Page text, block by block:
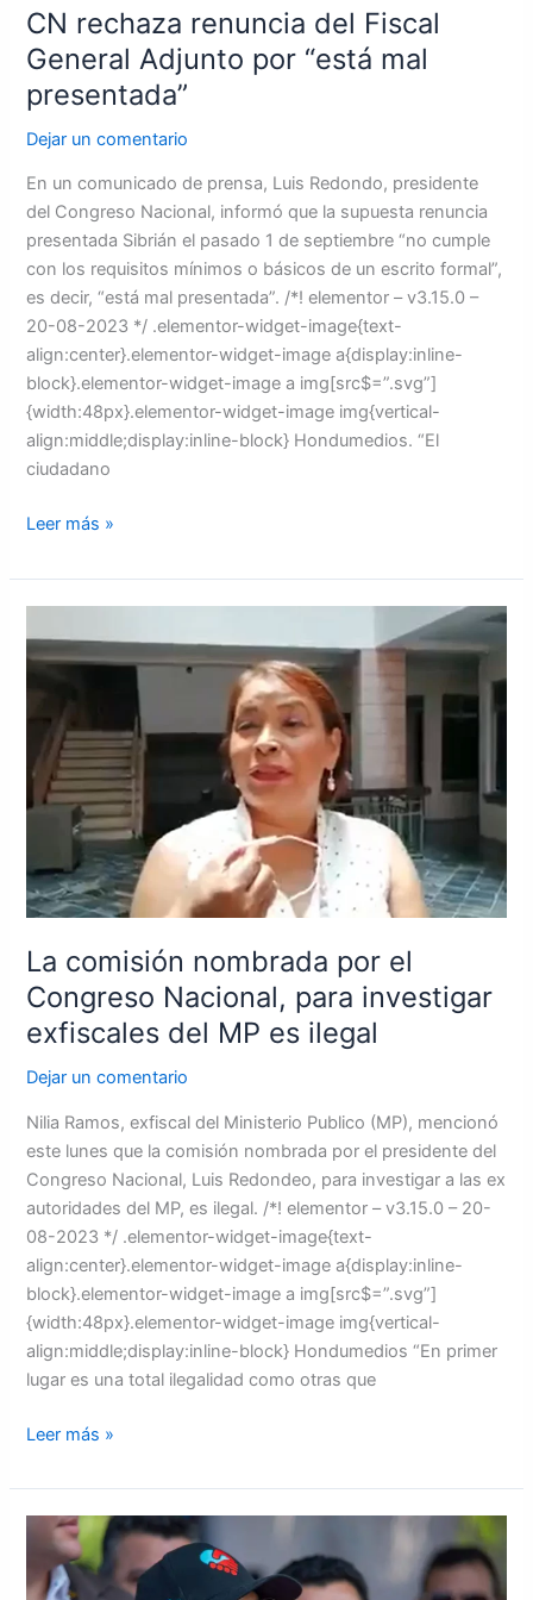
CN rechaza renuncia del Fiscal
General Adjunto por “está mal
presentada”
Dejar un comentario
En un comunicado de prensa, Luis Redondo, presidente
del Congreso Nacional, informó que la supuesta renuncia
presentada Sibrián el pasado 1 de septiembre “no cumple
con los requisitos mínimos o básicos de un escrito formal”,
es decir, “está mal presentada”. /*! elementor – v3.15.0 –
20-08-2023 */ .elementor-widget-image{text-
align:center}.elementor-widget-image a{display:inline-
block}.elementor-widget-image a img[src$=”.svg”]
{width:48px}.elementor-widget-image img{vertical-
align:middle;display:inline-block} Hondumedios. “El
ciudadano
Leer más »
La comisión nombrada por el
Congreso Nacional, para investigar
exfiscales del MP es ilegal
Dejar un comentario
Nilia Ramos, exfiscal del Ministerio Publico (MP), mencionó
este lunes que la comisión nombrada por el presidente del
Congreso Nacional, Luis Redondeo, para investigar a las ex
autoridades del MP, es ilegal. /*! elementor – v3.15.0 – 20-
08-2023 */ .elementor-widget-image{text-
align:center}.elementor-widget-image a{display:inline-
block}.elementor-widget-image a img[src$=”.svg”]
{width:48px}.elementor-widget-image img{vertical-
align:middle;display:inline-block} Hondumedios “En primer
lugar es una total ilegalidad como otras que
comisión
Congreso
Nacional,
investigar
exfiscales
del
es
ilegal
Leer más »
Presidenta
Xiomara
Castro